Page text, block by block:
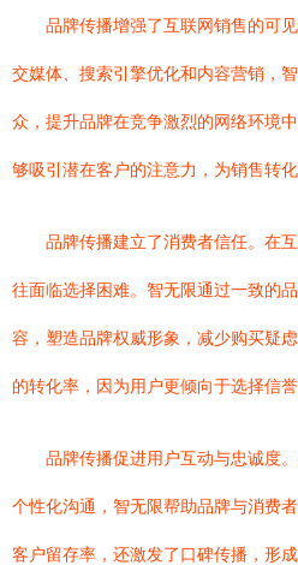
品牌传播增强了互联网销售的可
交媒体、搜索引擎优化和内容营销，
众，提升品牌在竞争激烈的网络环境
够吸引潜在客户的注意力，为销售转化
品牌传播建立了消费者信任。在
往面临选择困难。智无限通过一致的
容，塑造品牌权威形象，减少购买疑
的转化率，因为用户更倾向于选择信誉
品牌传播促进用户互动与忠诚度
个性化沟通，智无限帮助品牌与消费
客户留存率，还激发了口碑传播，形